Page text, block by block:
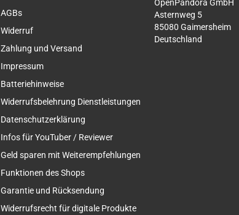
AGBs
Widerruf
Zahlung und Versand
Impressum
Batteriehinweise
Widerrufsbelehrung Dienstleistungen
Datenschutzerklärung
Infos für YouTuber / Reviewer
Geld sparen mit Weiterempfehlungen
Funktionen des Shops
Garantie und Rücksendung
Widerrufsrecht für digitale Produkte
OpenPandora GmbH
Asternweg 5
85080 Gaimersheim
Deutschland